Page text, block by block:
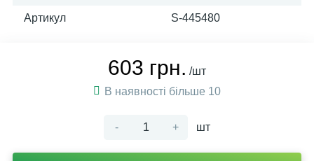
Артикул S-445480
603 грн. /шт
В наявності більше 10
- + шт